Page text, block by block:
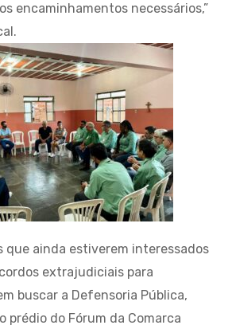
encaminhamentos necessários,”
que ainda estiverem interessados
extrajudiciais para
buscar a Defensoria Pública,
prédio do Fórum da Comarca